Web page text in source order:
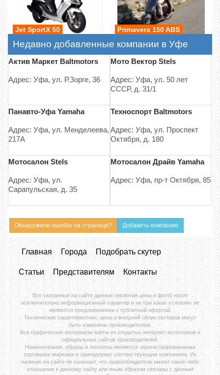
Jet SportX 50 Primavera 150 ABS
Недавно добавленные компании в Уфе
Актив Маркет Baltmotors
Адрес: Уфа, ул. Р.Зорге, 36
Панавто-Уфа Yamaha
Адрес: Уфа, ул. Менделеева,
217А
Мотосалон Stels
Адрес: Уфа, ул.
Сарапульская, д. 35
Мото Вектор Stels
Адрес: Уфа, ул. 50 лет
СССР, д. 31/1
Техноспорт Baltmotors
Адрес: Уфа, ул. Проспект
Октября, д. 180
Мотосалон Драйв Yamaha
Адрес: Уфа, пр-т Октября, 85
Обнаружили ошибку на странице? Добавить компанию
Главная Города Подобрать скутер
Статьи Представителям Контакты
Все указанные на сайте данные (включая цены и фото) носят
исключительно информационный характер и ни при каких условиях не
являются предложениями с публичной офертой.
Технические характеристики, цены и внешний облик скутеров могут
быть изменены производителем.
Все графические материалы взяты из открытых интернет-источников и
официальных сайтов производителей.
Наименования, образы и логотипы являются зарегистрированными
торговыми марками и принадлежат соотвествующим компаниям. Их
наличие на сайте не означает, что правообладатели имеют какое-либо
отношение к данному сайту или иным образом связаны с данным